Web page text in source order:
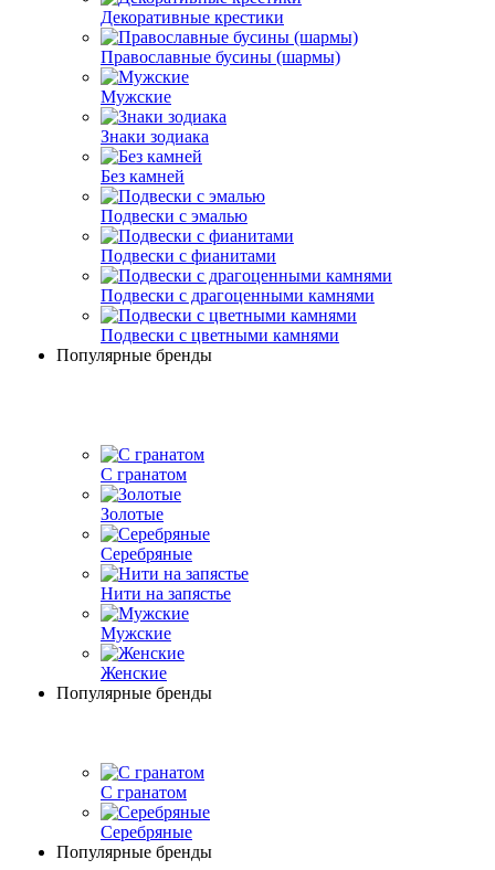
Декоративные крестики
Православные бусины (шармы)
Мужские
Знаки зодиака
Без камней
Подвески с эмалью
Подвески с фианитами
Подвески с драгоценными камнями
Подвески с цветными камнями
Популярные бренды
С гранатом
Золотые
Серебряные
Нити на запястье
Мужские
Женские
Популярные бренды
С гранатом
Серебряные
Популярные бренды